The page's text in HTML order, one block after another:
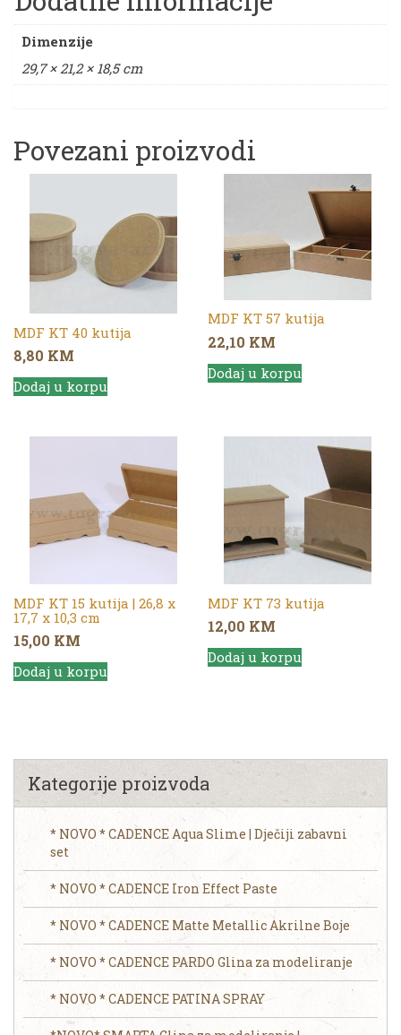
količina
Dimenzije
29,7 × 21,2 × 18,5 cm
Povezani proizvodi
MDF KT 40 kutija
8,80 KM
Dodaj u korpu
MDF KT 57 kutija
22,10 KM
Dodaj u korpu
MDF KT 15 kutija | 26,8 x
17,7 x 10,3 cm
15,00 KM
Dodaj u korpu
MDF KT 73 kutija
12,00 KM
Dodaj u korpu
Kategorije proizvoda
* NOVO * CADENCE Aqua Slime | Dječiji zabavni
set
* NOVO * CADENCE Iron Effect Paste
* NOVO * CADENCE Matte Metallic Akrilne Boje
* NOVO * CADENCE PARDO Glina za modeliranje
* NOVO * CADENCE PATINA SPRAY